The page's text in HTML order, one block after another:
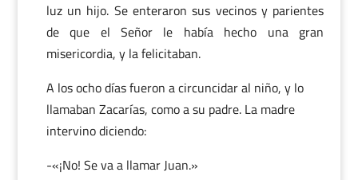
luz un hijo. Se enteraron sus vecinos y parientes
de que el Señor le había hecho una gran
misericordia, y la felicitaban.
A los ocho días fueron a circuncidar al niño, y lo
llamaban Zacarías, como a su padre. La madre
intervino diciendo:
-«¡No! Se va a llamar Juan.»